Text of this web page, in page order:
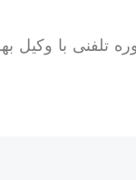
تلفنی با وکیل